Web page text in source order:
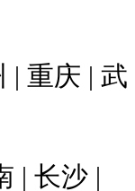
| 重庆 | 武
| 长沙 |